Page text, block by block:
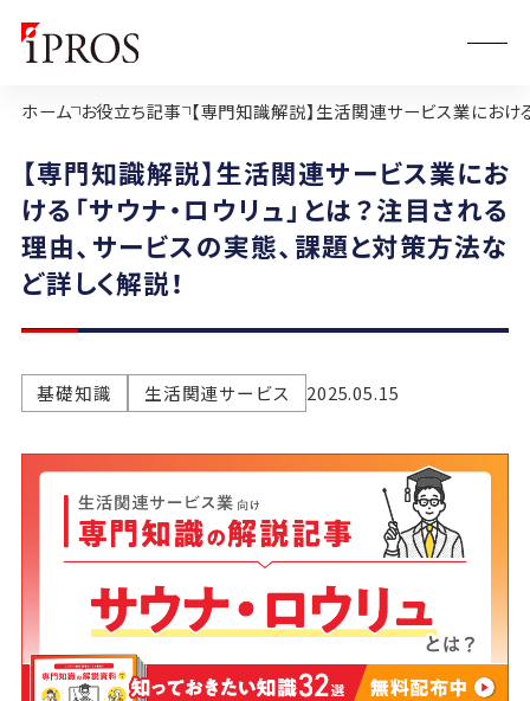
ホーム お役立ち記事 【専門知識解説】生活関連サービス業におけ
【専門知識解説】生活関連サービス業にお
ける「サウナ・ロウリュ」とは？注目される
理由、サービスの実態、課題と対策方法な
ど詳しく解説！
基礎知識 生活関連サービス 2025.05.15